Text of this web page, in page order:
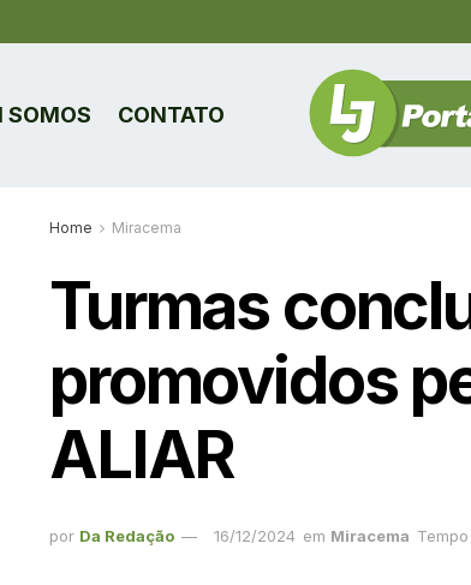
SOMOS CONTATO
Home Miracema
Turmas
promovidos
ALIAR
por Da Redação 16/12/2024 em Miracema